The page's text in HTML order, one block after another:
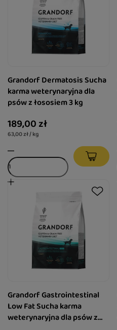
Grandorf Dermatosis Sucha
karma weterynaryjna dla
psów z łososiem 3 kg
189,00 zł
63,00 zł / kg
Grandorf Gastrointestinal
Low Fat Sucha karma
weterynaryjna dla psów z